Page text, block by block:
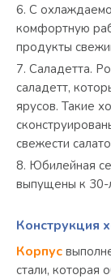
С
комфортную
продукты
Саладетта.
саладетт,
ярусов. Такие
свежести
Юбилейная
выпущены к 30-
Конструкция
Корпус
стали, которая